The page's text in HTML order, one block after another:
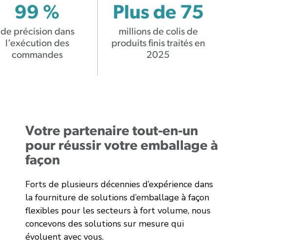
99 %
de précision dans
l’exécution des
commandes
Plus de 75
millions de colis de
produits finis traités en
2025
Votre partenaire tout-en-un
pour réussir votre emballage à
façon
Forts de plusieurs décennies d’expérience dans
la fourniture de solutions d’emballage à façon
flexibles pour les secteurs à fort volume, nous
concevons des solutions sur mesure qui
évoluent avec vous.